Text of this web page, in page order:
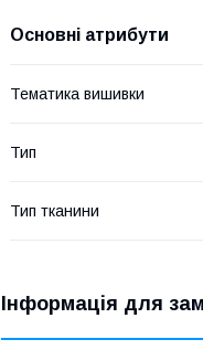
Основні атрибути
Тематика вишивки
Тип
Тип тканини
Інформація для